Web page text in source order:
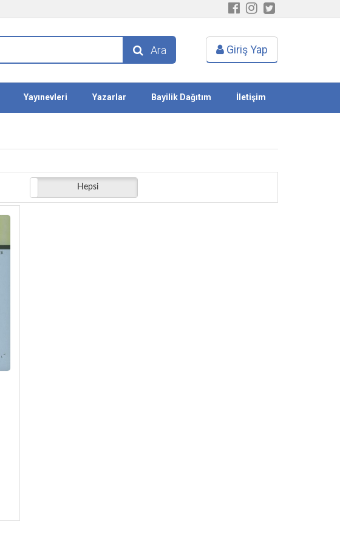
Ara Giriş Yap
Yayınevleri Yazarlar Bayilik Dağıtım İletişim
Hepsi